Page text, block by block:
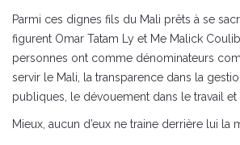
Parmi ces dignes fils du Mali prêts à se
figurent Omar Tatam Ly et Me Malick
personnes ont comme dénominateurs
servir le Mali, la transparence dans la
publiques, le dévouement dans le travail et
Mieux, aucun d’eux ne traine derrière lui la